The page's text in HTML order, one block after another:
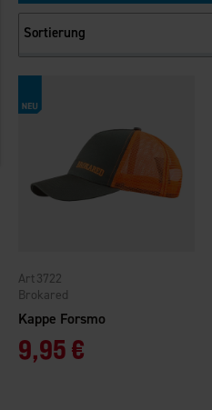
Sortierung
Kappe Forsmo
Brokared
3722
9,95 €